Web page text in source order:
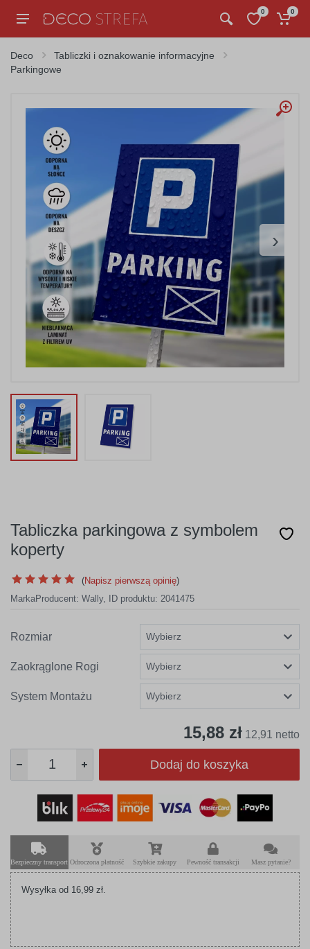
0 0
Deco
Tabliczki i oznakowanie informacyjne
Parkingowe
›
Tabliczka parkingowa z symbolem
koperty
(Napisz pierwszą opinię)
MarkaProducent: Wally, ID produktu: 2041475
Rozmiar
Zaokrąglone Rogi
System Montażu
15,88 zł 12,91 netto
Dodaj do koszyka
Bezpieczny transport Odroczona płatność Szybkie zakupy Pewność transakcji Masz pytanie?
Wysyłka od 16,99 zł.